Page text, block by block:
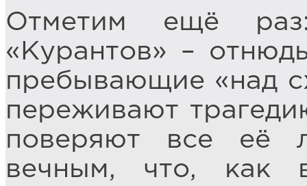
Отметим ещё
«Курантов» –
пребывающие «над
переживают
поверяют все её
вечным, что, как